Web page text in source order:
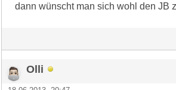
dann wünscht man sich wohl den JB
Olli